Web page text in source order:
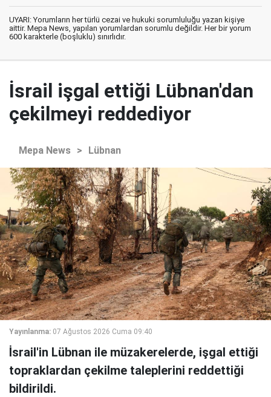
UYARI: Yorumların her türlü cezai ve hukuki sorumluluğu yazan kişiye
aittir. Mepa News, yapılan yorumlardan sorumlu değildir. Her bir yorum
600 karakterle (boşluklu) sınırlıdır.
İsrail işgal ettiği Lübnan'dan
çekilmeyi reddediyor
Mepa News > Lübnan
Yayınlanma: 07 Ağustos 2026 Cuma 09:40
İsrail'in Lübnan ile müzakerelerde, işgal ettiği
topraklardan çekilme taleplerini reddettiği
bildirildi.